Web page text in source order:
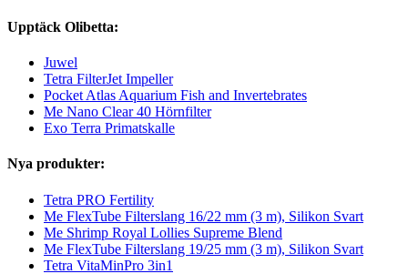
Upptäck Olibetta:
Juwel
Tetra FilterJet Impeller
Pocket Atlas Aquarium Fish and Invertebrates
Me Nano Clear 40 Hörnfilter
Exo Terra Primatskalle
Nya produkter:
Tetra PRO Fertility
Me FlexTube Filterslang 16/22 mm (3 m), Silikon Svart
Me Shrimp Royal Lollies Supreme Blend
Me FlexTube Filterslang 19/25 mm (3 m), Silikon Svart
Tetra VitaMinPro 3in1